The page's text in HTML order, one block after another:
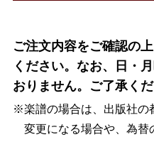
ご注文内容をご確認の
ください。なお、日・
おりません。ご了承くだ
※楽譜の場合は、出版社の
変更になる場合や、為替